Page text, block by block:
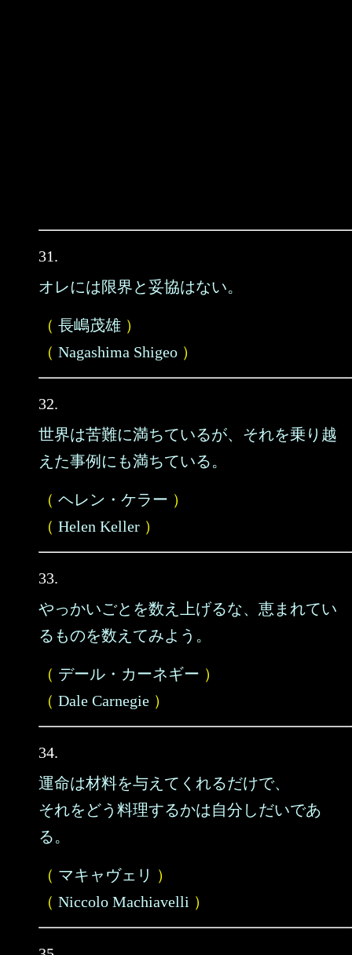
31.
オレには限界と妥協はない。
（ 長嶋茂雄 ）
（ Nagashima Shigeo ）
32.
世界は苦難に満ちているが、それを乗り越
えた事例にも満ちている。
（ ヘレン・ケラー ）
（ Helen Keller ）
33.
やっかいごとを数え上げるな、恵まれてい
るものを数えてみよう。
（ デール・カーネギー ）
（ Dale Carnegie ）
34.
運命は材料を与えてくれるだけで、
それをどう料理するかは自分しだいであ
る。
（ マキャヴェリ ）
（ Niccolo Machiavelli ）